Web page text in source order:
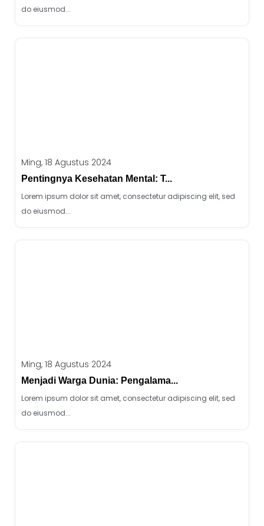
do eiusmod...
Ming, 18 Agustus 2024
Pentingnya Kesehatan Mental: T...
Lorem ipsum dolor sit amet, consectetur adipiscing elit, sed
do eiusmod...
Ming, 18 Agustus 2024
Menjadi Warga Dunia: Pengalama...
Lorem ipsum dolor sit amet, consectetur adipiscing elit, sed
do eiusmod...